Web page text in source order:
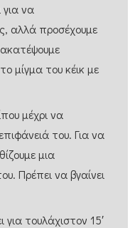
για να
αλλά προσέχουμε
μίγμα του κέικ με
μέχρι να
του. Για να
μια
Πρέπει να βγαίνει
τουλάχιστον 15′